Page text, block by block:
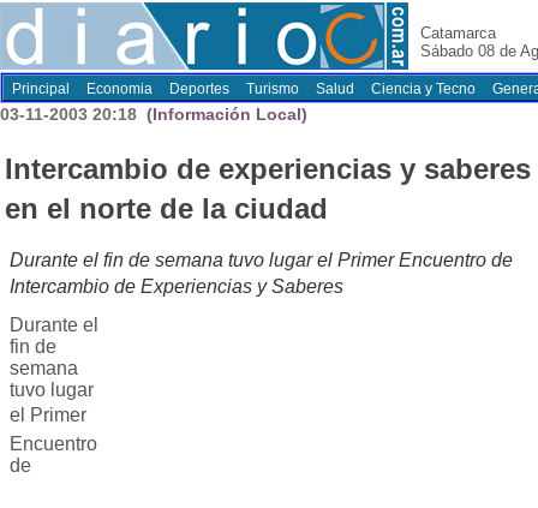
Catamarca
Sábado 08 de
Principal Economia Deportes Turismo Salud Ciencia y Tecno
03-11-2003 20:18 (Información Local)
Intercambio de experiencias y saberes
en el norte de la ciudad
Durante el fin de semana tuvo lugar el Primer Encuentro de
Intercambio de Experiencias y Saberes
Durante el
fin de
semana
tuvo lugar
el Primer
Encuentro
de